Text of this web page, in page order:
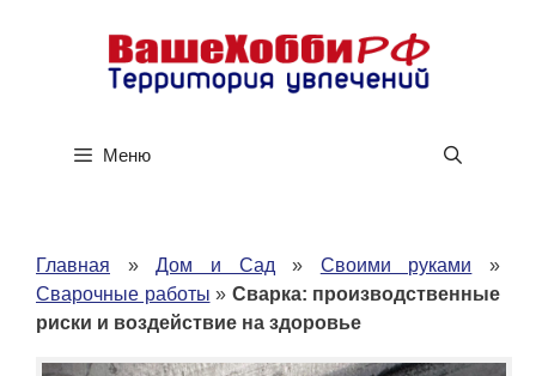
содержимому
Меню
Главная »Дом и Сад » Своими руками »
Сварочные работы » Сварка: производственные
риски и воздействие на здоровье